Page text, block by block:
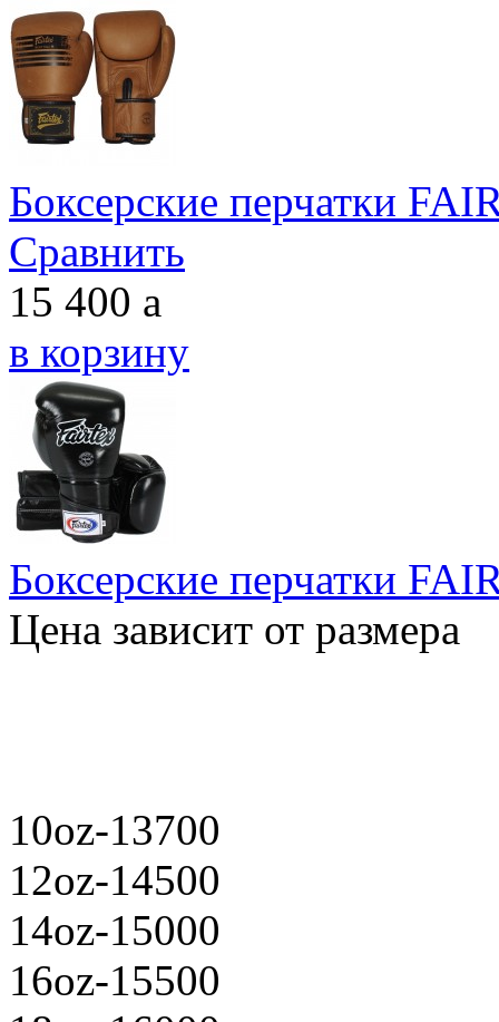
Боксерские перчатки
Сравнить
15 400 a
в корзину
Боксерские перчатки
Цена зависит от размера
10oz-13700
12oz-14500
14oz-15000
16oz-15500